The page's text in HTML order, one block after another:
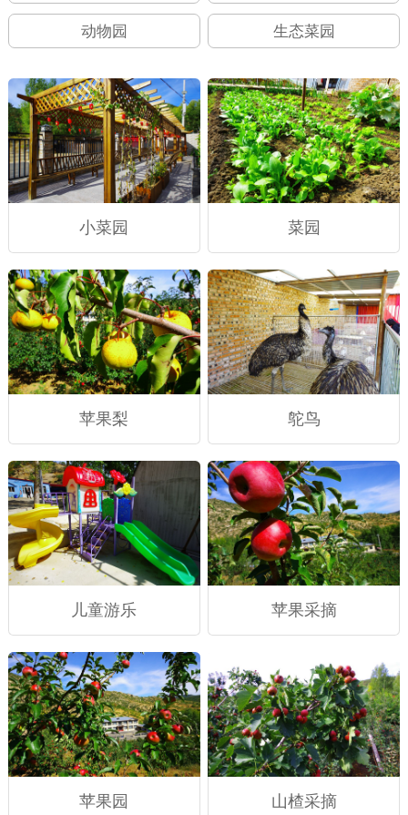
动物园 生态菜园
小菜园 菜园
苹果梨 鸵鸟
儿童游乐 苹果采摘
苹果园 山楂采摘